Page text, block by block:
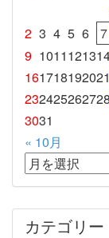
2 3 4 5 6 7
9 10111213
161718192021
232425262728
3031
« 10月
カテゴリー